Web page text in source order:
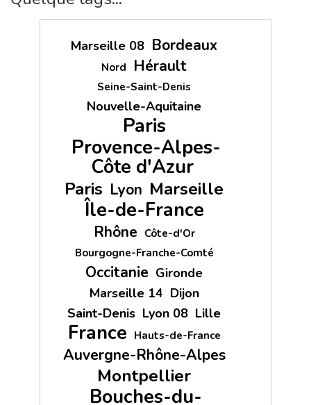
Marseille 08 Bordeaux
Nord Hérault
Seine-Saint-Denis
Nouvelle-Aquitaine
Paris
Provence-Alpes-
Côte d'Azur
Paris Lyon Marseille
Île-de-France
Rhône Côte-d'Or
Bourgogne-Franche-Comté
Occitanie Gironde
Marseille 14 Dijon
Saint-Denis Lyon 08 Lille
France Hauts-de-France
Auvergne-Rhône-Alpes
Montpellier
Bouches-du-